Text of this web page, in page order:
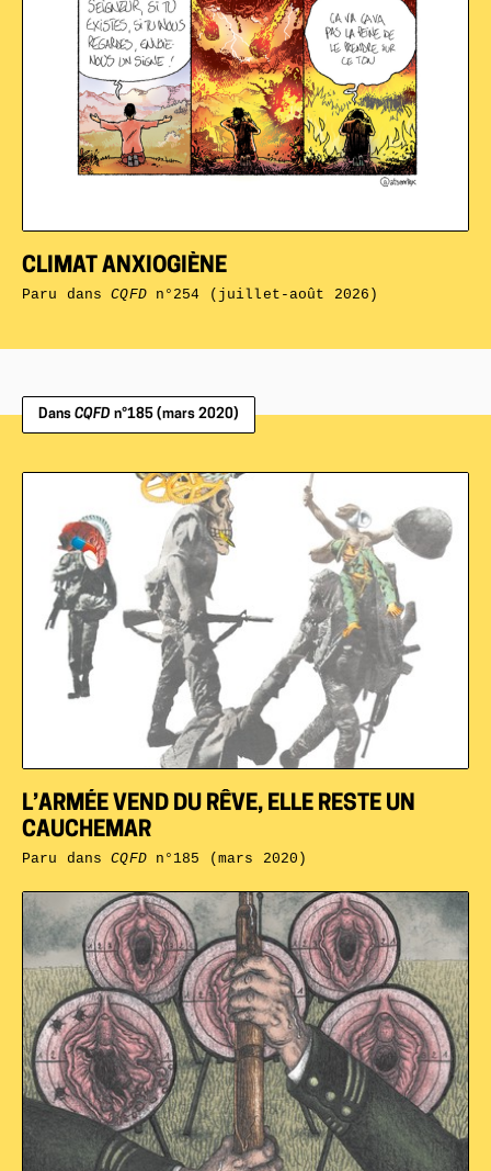
CLIMAT ANXIOGIÈNE
Paru dansCQFDn°254 (juillet-août 2026)
Dans CQFD n°185 (mars 2020)
L’ARMÉE VEND DU RÊVE, ELLE RESTE UN
CAUCHEMAR
Paru dansCQFDn°185 (mars 2020)